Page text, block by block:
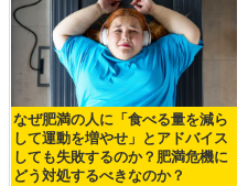
なぜ肥満の人に「食べる量を減ら
して運動を増やせ」とアドバイス
しても失敗するのか？肥満危機に
どう対処するべきなのか？